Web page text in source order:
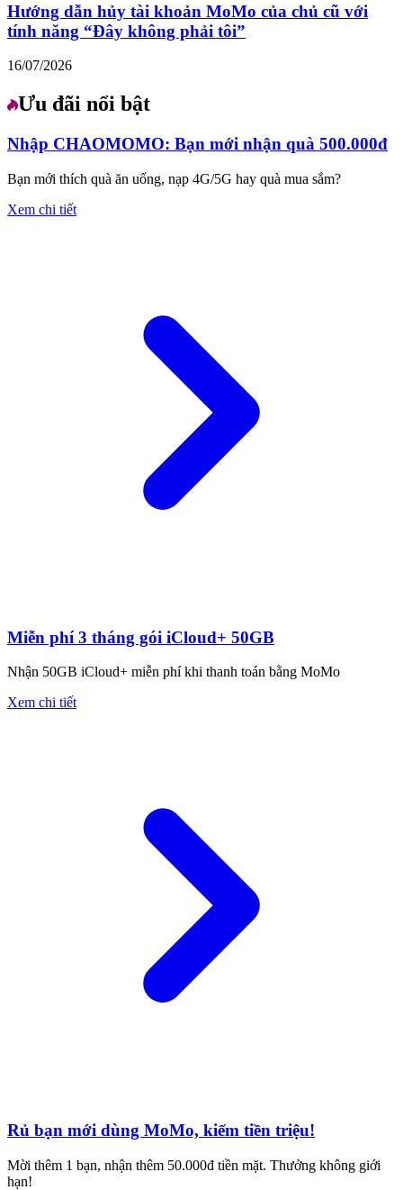
Hướng dẫn hủy tài khoản MoMo của chủ cũ với
tính năng “Đây không phải tôi”
16/07/2026
Ưu đãi nổi bật
Nhập CHAOMOMO: Bạn mới nhận quà 500.000đ
Bạn mới thích quà ăn uống, nạp 4G/5G hay quà mua sắm?
Xem chi tiết
Miễn phí 3 tháng gói iCloud+ 50GB
Nhận 50GB iCloud+ miễn phí khi thanh toán bằng MoMo
Xem chi tiết
Rủ bạn mới dùng MoMo, kiếm tiền triệu!
Mời thêm 1 bạn, nhận thêm 50.000đ tiền mặt. Thưởng không giới
hạn!